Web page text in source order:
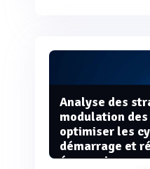
Analyse des
modulation
optimiser les
démarrage et
économique